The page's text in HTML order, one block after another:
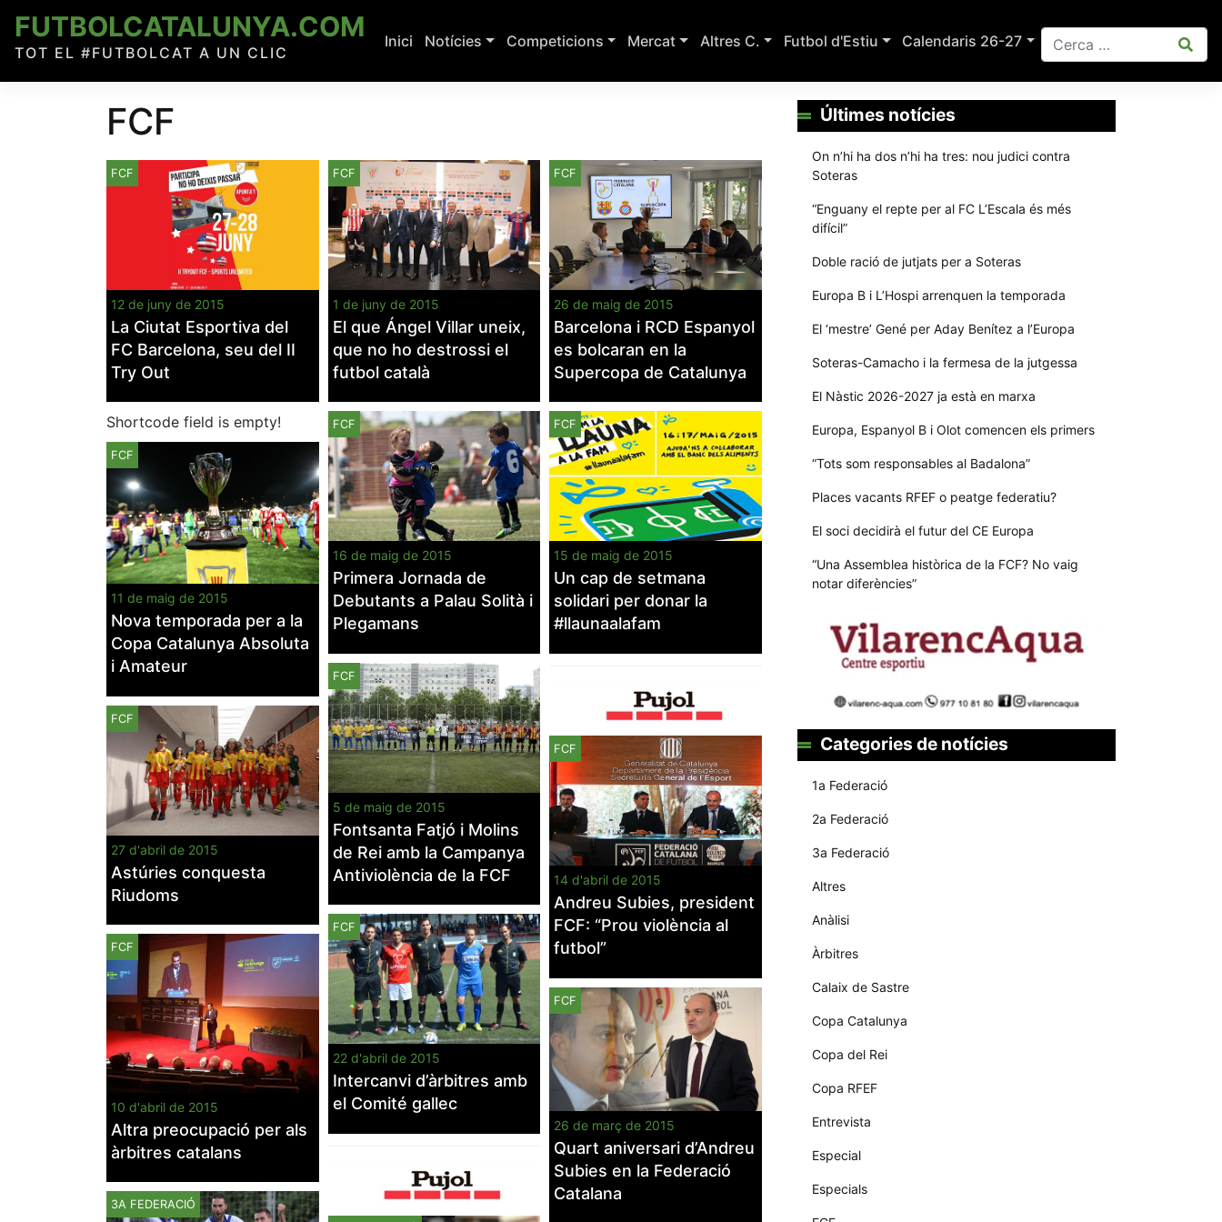
content
FUTBOLCATALUNYA.COM
TOT EL #FUTBOLCAT A UN CLIC
Inici Notícies Competicions Mercat Altres C. Futbol d'Estiu Calendaris 26-27
FCF
FCF
12 de juny de 2015
La Ciutat Esportiva del
FC Barcelona, seu del II
Try Out
FCF
1 de juny de 2015
El que Ángel Villar uneix,
que no ho destrossi el
futbol català
FCF
26 de maig de 2015
Barcelona i RCD Espanyol
es bolcaran en la
Supercopa de Catalunya
Shortcode field is empty! FCF
16 de maig de 2015
Primera Jornada de
Debutants a Palau Solità i
Plegamans
FCF
15 de maig de 2015
Un cap de setmana
solidari per donar la
#llaunaalafam
FCF
11 de maig de 2015
Nova temporada per a la
Copa Catalunya Absoluta
i Amateur
FCF
5 de maig de 2015
Fontsanta Fatjó i Molins
de Rei amb la Campanya
Antiviolència de la FCF
FCF
27 d'abril de 2015
Astúries conquesta
Riudoms
FCF
22 d'abril de 2015
Intercanvi d’àrbitres amb
el Comité gallec
FCF
14 d'abril de 2015
Andreu Subies, president
FCF: “Prou violència al
futbol”
FCF
10 d'abril de 2015
Altra preocupació per als
àrbitres catalans
FCF
26 de març de 2015
Quart aniversari d’Andreu
Subies en la Federació
Catalana
3A FEDERACIÓ
Últimes notícies
On n’hi ha dos n’hi ha tres: nou judici contra
Soteras
“Enguany el repte per al FC L’Escala és més
difícil”
Doble ració de jutjats per a Soteras
Europa B i L’Hospi arrenquen la temporada
El ‘mestre’ Gené per Aday Benítez a l’Europa
Soteras-Camacho i la fermesa de la jutgessa
El Nàstic 2026-2027 ja està en marxa
Europa, Espanyol B i Olot comencen els primers
“Tots som responsables al Badalona”
Places vacants RFEF o peatge federatiu?
El soci decidirà el futur del CE Europa
“Una Assemblea històrica de la FCF? No vaig
notar diferències”
Categories de notícies
1a Federació
2a Federació
3a Federació
Altres
Anàlisi
Àrbitres
Calaix de Sastre
Copa Catalunya
Copa del Rei
Copa RFEF
Entrevista
Especial
Especials
són
opcionals,
són
necessàries
per al
funcionament
tècnic de la
web.
Estadístiques
Recopilem
dades
anònima d'ús
del lloc web
per a millorar la
funcionalitat i
la seva
estructura.
Experiència
d'usuari
Alguns